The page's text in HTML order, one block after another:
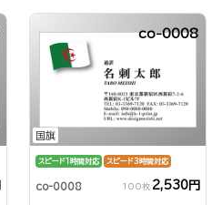
国旗
co-0008
スピード1時間対応 スピード3時間対応
co-0008 100枚 2,530円